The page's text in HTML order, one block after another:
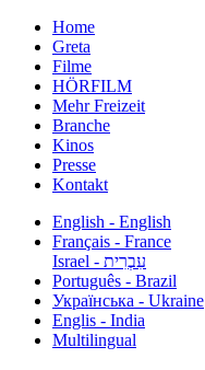
Home
Greta
Filme
HÖRFILM
Mehr Freizeit
Branche
Kinos
Presse
Kontakt
English - English
Français - France
עִבְרִית - Israel
Português - Brazil
Українська - Ukraine
Englis - India
Multilingual